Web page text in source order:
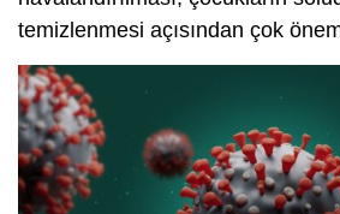
temizlenmesi açısından çok